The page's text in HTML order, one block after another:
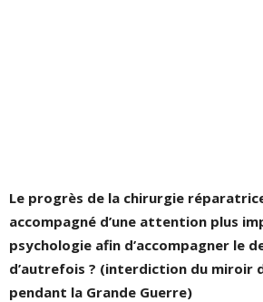
Le progrès de la chirurgie
accompagné d’une attention plus
psychologie afin d’accompagner le
d’autrefois ? (interdiction du miroir
pendant la Grande Guerre)